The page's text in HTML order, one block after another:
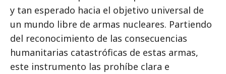
y tan esperado hacia el objetivo universal de
un mundo libre de armas nucleares. Partiendo
del reconocimiento de las consecuencias
humanitarias catastróficas de estas armas,
este instrumento las prohíbe clara e